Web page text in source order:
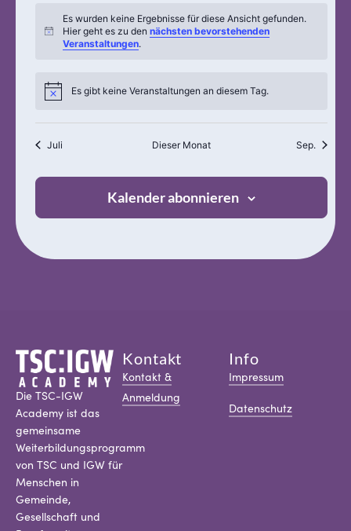
Hinweis
Es wurden keine Ergebnisse für diese Ansicht gefunden.
Hier geht es zu den nächsten bevorstehenden
Veranstaltungen.
HinweisEs gibt keine Veranstaltungen an diesem Tag.
Juli Dieser Monat Sep.
Kalender abonnieren
Die TSC-IGW
Academy ist das
gemeinsame
Weiterbildungsprogramm
von TSC und IGW für
Menschen in
Gemeinde,
Gesellschaft und
Kontakt
Kontakt &
Anmeldung
Info
Impressum
Datenschutz